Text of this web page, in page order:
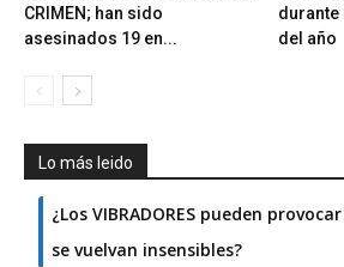
CRIMEN; han sido
asesinados 19 en...
del año
Lo más leido
¿Los VIBRADORES pueden
se vuelvan insensibles?